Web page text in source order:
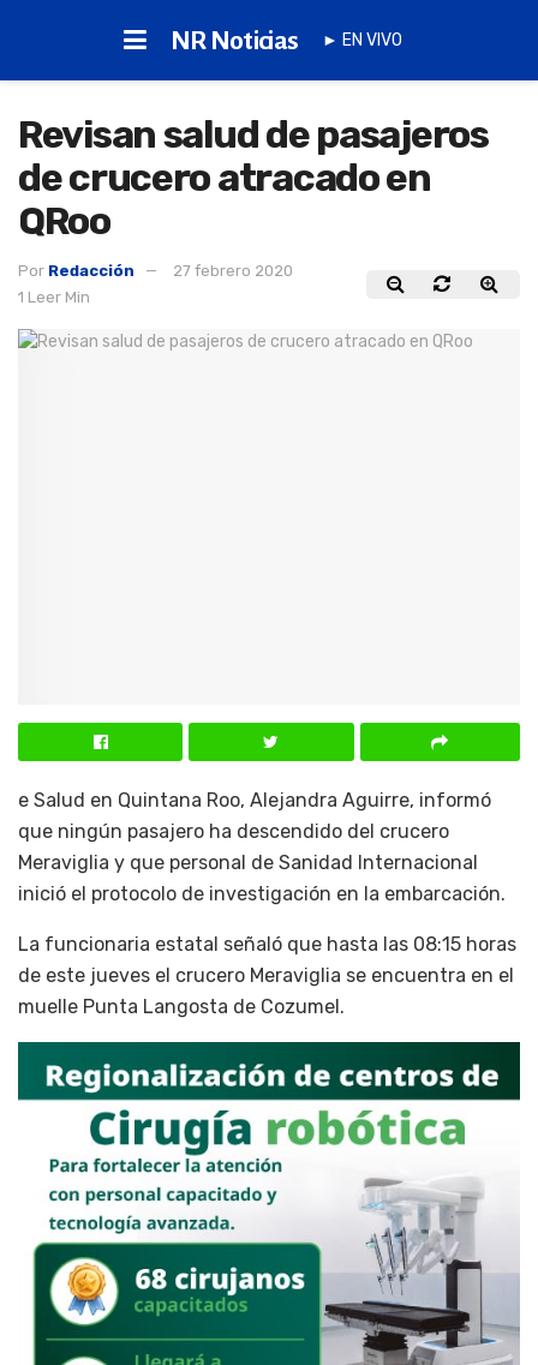
NR Noticias ► EN VIVO
Revisan salud de pasajeros
de crucero atracado en
QRoo
Por Redacción
27 febrero 2020
1 Leer Min
e Salud en Quintana Roo, Alejandra Aguirre, informó
que ningún pasajero ha descendido del crucero
Meraviglia y que personal de Sanidad Internacional
inició el protocolo de investigación en la embarcación.
La funcionaria estatal señaló que hasta las 08:15 horas
de este jueves el crucero Meraviglia se encuentra en el
muelle Punta Langosta de Cozumel.